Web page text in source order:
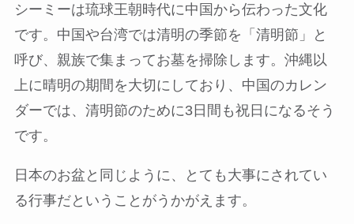
シーミーは琉球王朝時代に中国から伝わった文化
です。中国や台湾では清明の季節を「清明節」と
呼び、親族で集まってお墓を掃除します。沖縄以
上に晴明の期間を大切にしており、中国のカレン
ダーでは、清明節のために3日間も祝日になるそう
です。
日本のお盆と同じように、とても大事にされてい
る行事だということがうかがえます。